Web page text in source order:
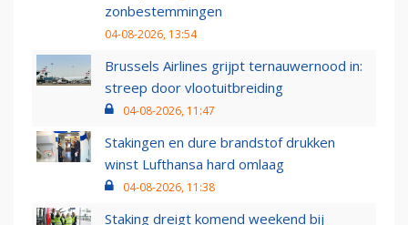
zonbestemmingen
04-08-2026, 13:54
Brussels Airlines grijpt ternauwernood in:
streep door vlootuitbreiding
04-08-2026, 11:47
Stakingen en dure brandstof drukken
winst Lufthansa hard omlaag
04-08-2026, 11:38
Staking dreigt komend weekend bij